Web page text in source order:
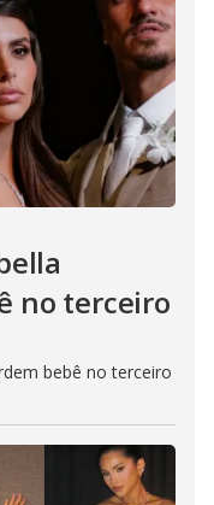
no terceiro
bebê no terceiro